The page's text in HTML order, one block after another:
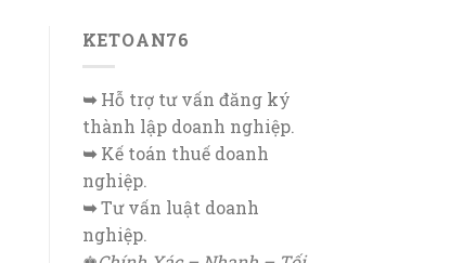
KETOAN76
➥Hỗ trợ tư vấn đăng ký
thành lập doanh nghiệp.
➥Kế toán thuế doanh
nghiệp.
➥Tư vấn luật doanh
nghiệp.